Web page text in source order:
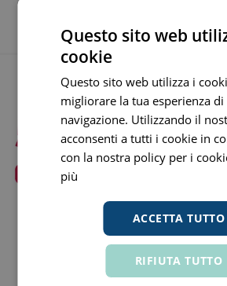
Rimaniamo in
Questo sito web
cookie
Questo sito web utilizza i
migliorare la tua esperienza di
navigazione. Utilizzando il
acconsenti a tutti i cookie in
con la nostra policy per i
più
ACCETTA TUTTO
RIFIUTA TUTTO